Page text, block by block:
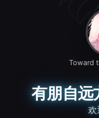
Toward
有朋自远
欢